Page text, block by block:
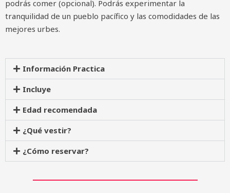
podrás comer (opcional). Podrás experimentar la
tranquilidad de un pueblo pacífico y las comodidades de las
mejores urbes.
Información Practica
Incluye
Edad recomendada
¿Qué vestir?
¿Cómo reservar?